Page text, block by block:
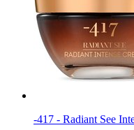
-417 - Radiant See